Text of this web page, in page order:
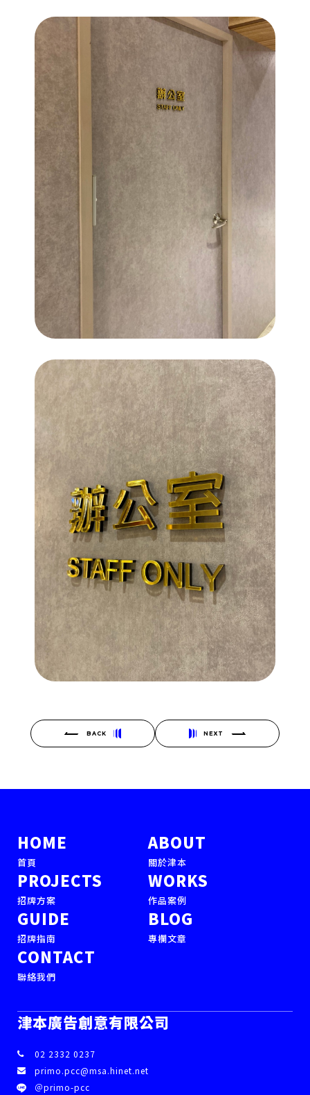
BACK NEXT
津本廣告創意有限公司
02 2332 0237
primo.pcc@msa.hinet.net
＠primo-pcc
HOME
首頁
ABOUT
關於津本
PROJECTS
招牌方案
WORKS
作品案例
GUIDE
招牌指南
BLOG
專欄文章
CONTACT
聯絡我們